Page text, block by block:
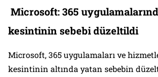
Microsoft: 365
kesintinin sebebi düzeltildi
Microsoft, 365 uygulamaları ve
kesintinin altında yatan sebebin